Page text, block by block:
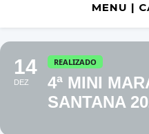
MENU |
14
DEZ
REALIZADO
4ª MINI
SANTANA